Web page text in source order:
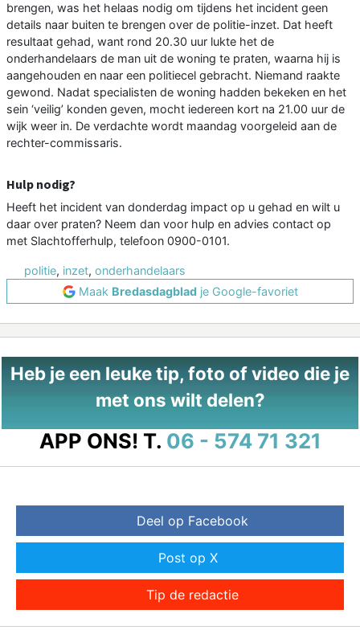
brengen, was het helaas nodig om tijdens het incident geen
details naar buiten te brengen over de politie-inzet. Dat heeft
resultaat gehad, want rond 20.30 uur lukte het de
onderhandelaars de man uit de woning te praten, waarna hij is
aangehouden en naar een politiecel gebracht. Niemand raakte
gewond. Nadat specialisten de woning hadden bekeken en het
sein ‘veilig’ konden geven, mocht iedereen kort na 21.00 uur de
wijk weer in. De verdachte wordt maandag voorgeleid aan de
rechter-commissaris.
Hulp nodig?
Heeft het incident van donderdag impact op u gehad en wilt u
daar over praten? Neem dan voor hulp en advies contact op
met Slachtofferhulp, telefoon 0900-0101.
politie, inzet, onderhandelaars
Maak Bredasdagbladje Google-favoriet
Heb je een leuke tip, foto of video die je
met ons wilt delen?
APP ONS! T. 06 - 574 71 321
Deel op Facebook
Post op X
Tip de redactie